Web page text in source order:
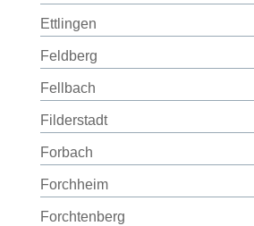
Ettlingen
Feldberg
Fellbach
Filderstadt
Forbach
Forchheim
Forchtenberg